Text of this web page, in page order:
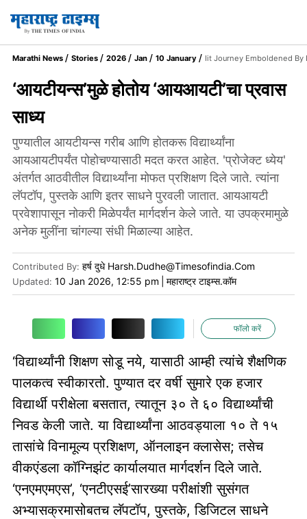
Marathi News Stories 2026 Jan 10 January Iit Journey Emboldened By
‘आयटीयन्स’मुळे होतोय ‘आयआयटी’चा प्रवास
साध्य
पुण्यातील आयटीयन्स गरीब आणि होतकरू विद्यार्थ्यांना
आयआयटीपर्यंत पोहोचण्यासाठी मदत करत आहेत. 'प्रोजेक्ट ध्येय'
अंतर्गत आठवीतील विद्यार्थ्यांना मोफत प्रशिक्षण दिले जाते. त्यांना
लॅपटॉप, पुस्तके आणि इतर साधने पुरवली जातात. आयआयटी
प्रवेशापासून नोकरी मिळेपर्यंत मार्गदर्शन केले जाते. या उपक्रमामुळे
अनेक मुलींना चांगल्या संधी मिळाल्या आहेत.
Contributed By: हर्ष दुधे Harsh.Dudhe@timesofindia.com
Updated: 10 Jan 2026, 12:55 pm महाराष्ट्र टाइम्स.कॉम
फॉलो करें
‘विद्यार्थ्यांनी शिक्षण सोडू नये, यासाठी आम्ही त्यांचे शैक्षणिक
पालकत्व स्वीकारतो. पुण्यात दर वर्षी सुमारे एक हजार
विद्यार्थी परीक्षेला बसतात, त्यातून ३० ते ६० विद्यार्थ्यांची
निवड केली जाते. या विद्यार्थ्यांना आठवड्याला १० ते १५
तासांचे विनामूल्य प्रशिक्षण, ऑनलाइन क्लासेस; तसेच
वीकएंडला कॉग्निझंट कार्यालयात मार्गदर्शन दिले जाते.
‘एनएमएमएस’, ‘एनटीएसई’सारख्या परीक्षांशी सुसंगत
अभ्यासक्रमासोबतच लॅपटॉप, पुस्तके, डिजिटल साधने